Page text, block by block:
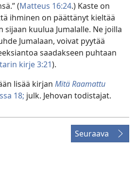
(Matteus 16:24.) Kaste on
ihminen on päättänyt kieltää
sijaan kuulua Jumalalle. Ne joilla
Jumalaan, voivat pyytää
saadakseen puhtaan
kirje 3:21).
lisää kirjan Mitä Raamattu
18; julk. Jehovan todistajat.
Seuraava